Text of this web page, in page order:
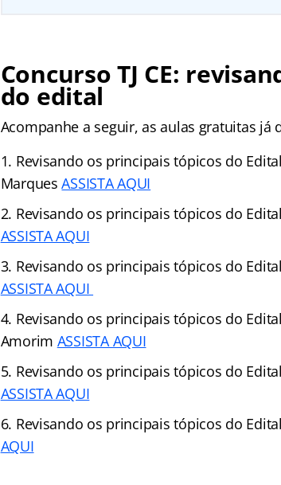
Concurso TJ CE:
do edital
Acompanhe a seguir, as aulas gratuitas já
Revisando os principais tópicos do Edital
MarquesASSISTA AQUI
Revisando os principais tópicos do
ASSISTA AQUI
Revisando os principais tópicos do
ASSISTA AQUI
Revisando os principais tópicos do
Amorim ASSISTA AQUI
Revisando os principais tópicos do
ASSISTA AQUI
Revisando os principais tópicos do
AQUI